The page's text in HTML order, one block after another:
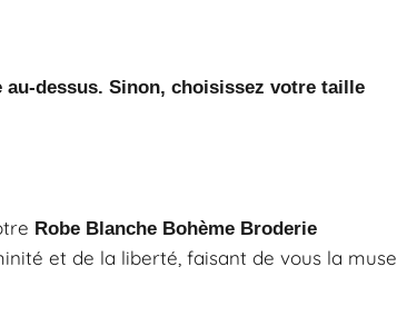
dessus. Sinon, choisissez votre taille
Robe Blanche Bohème Broderie
et de la liberté, faisant de vous la muse